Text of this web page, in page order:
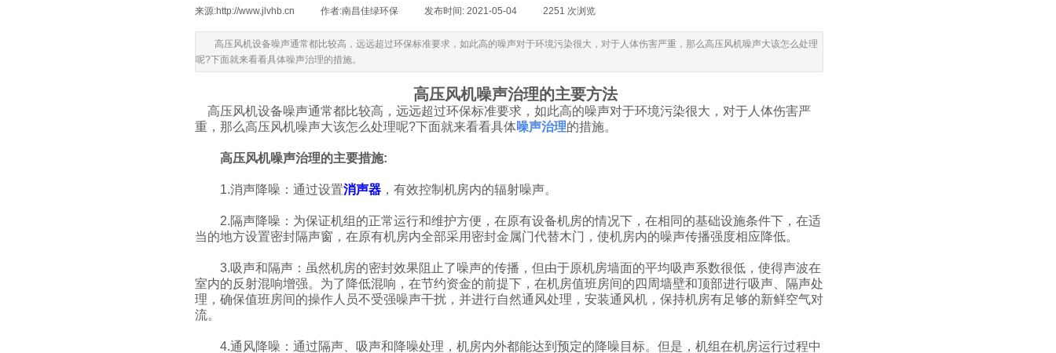
来源:http://www.jlvhb.cn 作者:南昌佳绿环保 发布时间: 2021-05-04 2251 次浏览
高压风机设备噪声通常都比较高，远远超过环保标准要求，如此高的噪声对于环境污染很大，对于人体伤害严重，那么高压风机噪声大该怎么处理
呢?下面就来看看具体噪声治理的措施。
高压风机噪声治理的主要方法
高压风机设备噪声通常都比较高，远远超过环保标准要求，如此高的噪声对于环境污染很大，对于人体伤害严
重，那么高压风机噪声大该怎么处理呢?下面就来看看具体噪声治理的措施。
高压风机噪声治理的主要措施:
1.消声降噪：通过设置消声器 ，有效控制机房内的辐射噪声。
2.隔声降噪：为保证机组的正常运行和维护方便，在原有设备机房的情况下，在相同的基础设施条件下，在适
当的地方设置密封隔声窗，在原有机房内全部采用密封金属门代替木门，使机房内的噪声传播强度相应降低。
3.吸声和隔声：虽然机房的密封效果阻止了噪声的传播，但由于原机房墙面的平均吸声系数很低，使得声波在
室内的反射混响增强。为了降低混响，在节约资金的前提下，在机房值班房间的四周墙壁和顶部进行吸声、隔声处
理，确保值班房间的操作人员不受强噪声干扰，并进行自然通风处理，安装通风机，保持机房有足够的新鲜空气对
流。
4.通风降噪：通过隔声、吸声和降噪处理，机房内外都能达到预定的降噪目标。但是，机组在机房运行过程中